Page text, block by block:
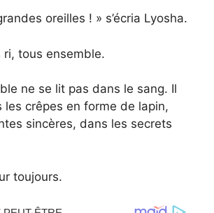
oreilles ! » s’écria Lyosha.
ri, tous ensemble.
ne se lit pas dans le sang. Il
les crêpes en forme de lapin,
sincères, dans les secrets
toujours.